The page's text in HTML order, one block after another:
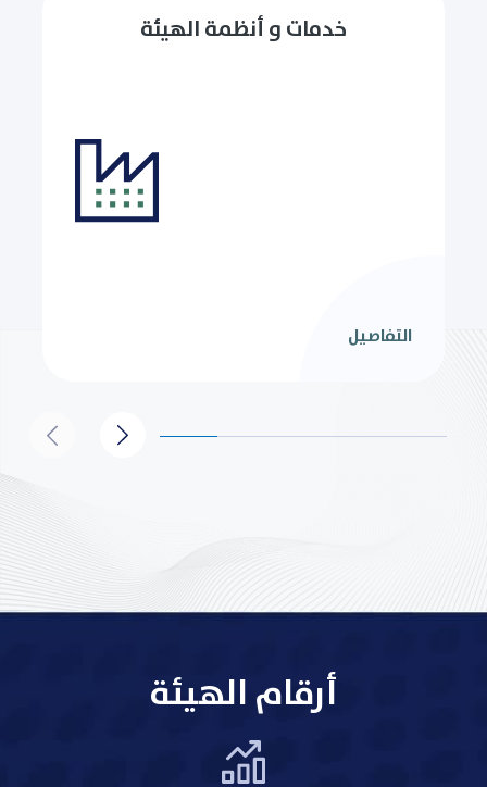
خدمات و أنظمة الهيئة
التفاصيل
أرقام الهيئة